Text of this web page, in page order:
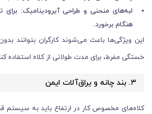
لبه‌های منحنی و طراحی آیرودینامیک: برای
هنگام برخورد.
این ویژگی‌ها باعث می‌شوند کارگران بتوانند
خستگی مفرط، برای مدت طولانی از کلاه استفاده
۳. بند چانه و یراق‌آلات ایمن
کلاه‌های مخصوص کار در ارتفاع باید به سیستم